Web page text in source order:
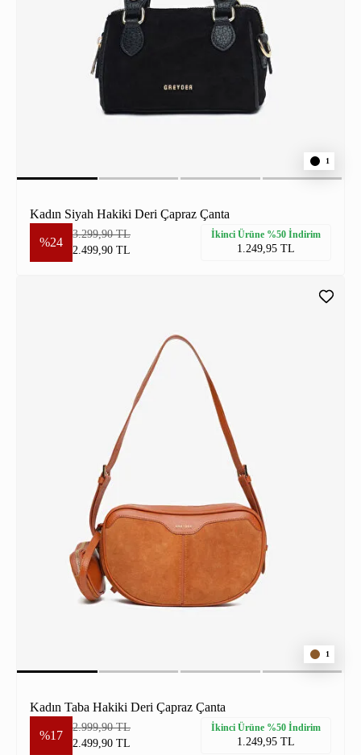
1
Kadın Siyah Hakiki Deri Çapraz Çanta
%24
3.299,90 TL
2.499,90 TL
İkinci Ürüne %50 İndirim
1.249,95 TL
1
Kadın Taba Hakiki Deri Çapraz Çanta
%17
2.999,90 TL
2.499,90 TL
İkinci Ürüne %50 İndirim
1.249,95 TL